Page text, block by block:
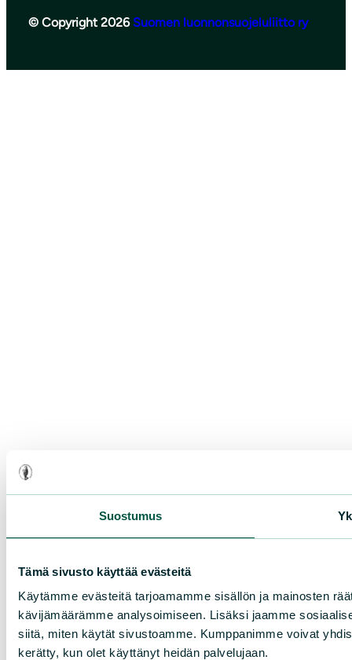
Suostumus
Tämä sivusto käyttää evästeitä
Käytämme evästeitä tarjoamamme sisällön ja mainosten
kävijämäärämme analysoimiseen. Lisäksi jaamme
siitä, miten käytät sivustoamme. Kumppanimme voivat
kerätty, kun olet käyttänyt heidän palvelujaan.
© Copyright 2026 Suomen luonnonsuojeluliitto ry